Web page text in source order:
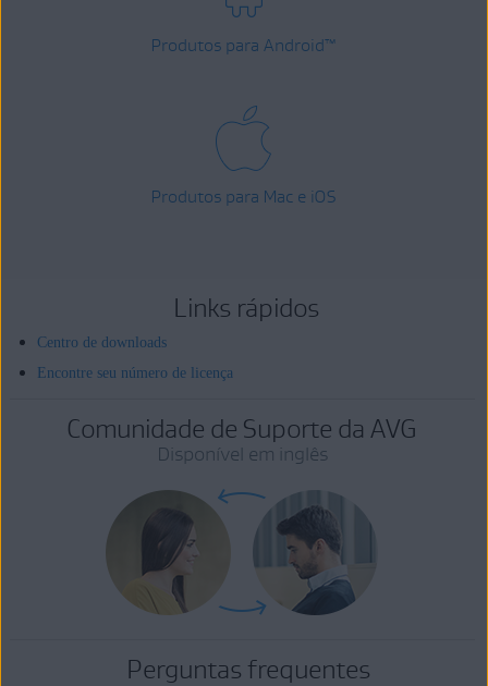
Produtos para Android™
Produtos para Mac e iOS
Links rápidos
Centro de downloads
Encontre seu número de licença
Comunidade de Suporte da AVG
Disponível em inglês
Perguntas frequentes